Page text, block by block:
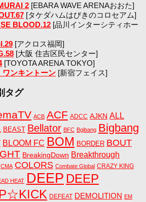
2 [EBARA WAVE ARENAおおた]
[タケダハムはびきのコロセアム]
BLOOD.12 [品川インターシティホー
[アクロス福岡]
[大阪 住吉区民センター]
[TOYOTA ARENA TOKYO]
ワンキントーン [新宿フェイス]
タグ
ACB ACF ADCC AJKN ALL
BEAST Bellator BFC Bgibang Bigbang
BLOOM FC BOM BORDER BOUT
BreakingDown Breakthrough
CMA COLORS Combate Global CRAZY KING
HEAT DEEP DEEP
DEFEAT DEMOLITION EM